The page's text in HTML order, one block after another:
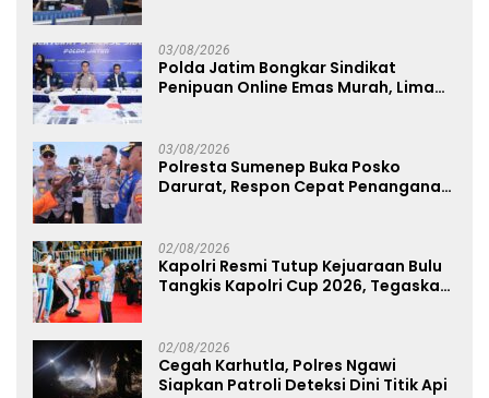
03/08/2026
Polda Jatim Bongkar Sindikat
Penipuan Online Emas Murah, Lima
03/08/2026
Polresta Sumenep Buka Posko
Darurat, Respon Cepat Penanganan
02/08/2026
Kapolri Resmi Tutup Kejuaraan Bulu
Tangkis Kapolri Cup 2026, Tegaskan
02/08/2026
Cegah Karhutla, Polres Ngawi
Siapkan Patroli Deteksi Dini Titik Api